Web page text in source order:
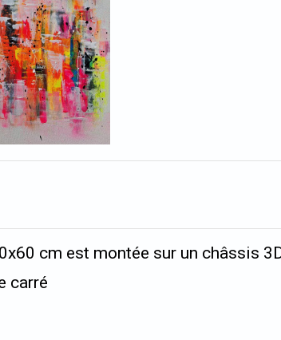
cm est montée sur un châssis
carré